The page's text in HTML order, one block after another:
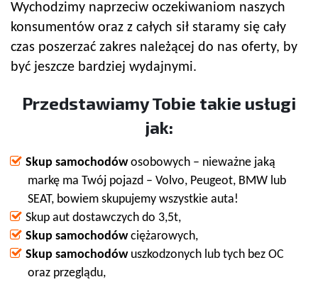
Wychodzimy naprzeciw oczekiwaniom naszych
konsumentów oraz z całych sił staramy się cały
czas poszerzać zakres należącej do nas oferty, by
być jeszcze bardziej wydajnymi.
Przedstawiamy Tobie takie usługi
jak:
Skup samochodówosobowych – nieważne jaką
markę ma Twój pojazd – Volvo, Peugeot, BMW lub
SEAT, bowiem skupujemy wszystkie auta!
Skup aut dostawczych do 3,5t,
Skup samochodówciężarowych,
Skup samochodówuszkodzonych lub tych bez OC
oraz przeglądu,